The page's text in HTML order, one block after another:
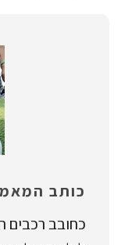
כותב
כחובב רכבים